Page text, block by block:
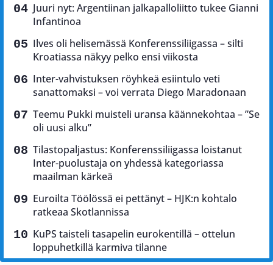
Juuri nyt: Argentiinan jalkapalloliitto tukee Gianni
Infantinoa
Ilves oli helisemässä Konferenssiliigassa – silti
Kroatiassa näkyy pelko ensi viikosta
Inter-vahvistuksen röyhkeä esiintulo veti
sanattomaksi – voi verrata Diego Maradonaan
Teemu Pukki muisteli uransa käännekohtaa – ”Se
oli uusi alku”
Tilastopaljastus: Konferenssiliigassa loistanut
Inter-puolustaja on yhdessä kategoriassa
maailman kärkeä
Euroilta Töölössä ei pettänyt – HJK:n kohtalo
ratkeaa Skotlannissa
KuPS taisteli tasapelin eurokentillä – ottelun
loppuhetkillä karmiva tilanne